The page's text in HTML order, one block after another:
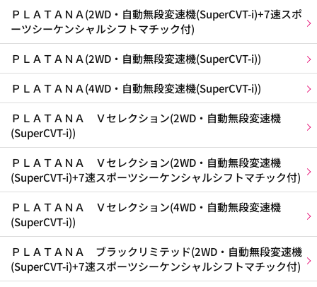
ＰＬＡＴＡＮＡ(2WD・自動無段変速機(SuperCVT-i)+7速スポ
ーツシーケンシャルシフトマチック付)
ＰＬＡＴＡＮＡ(2WD・自動無段変速機(SuperCVT-i))
ＰＬＡＴＡＮＡ(4WD・自動無段変速機(SuperCVT-i))
ＰＬＡＴＡＮＡ Ｖセレクション(2WD・自動無段変速機
(SuperCVT-i))
ＰＬＡＴＡＮＡ Ｖセレクション(2WD・自動無段変速機
(SuperCVT-i)+7速スポーツシーケンシャルシフトマチック付)
ＰＬＡＴＡＮＡ Ｖセレクション(4WD・自動無段変速機
(SuperCVT-i))
ＰＬＡＴＡＮＡ ブラックリミテッド(2WD・自動無段変速機
(SuperCVT-i)+7速スポーツシーケンシャルシフトマチック付)